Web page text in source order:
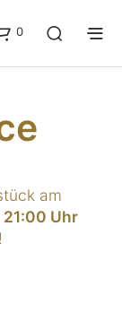
0
am
21:00 Uhr